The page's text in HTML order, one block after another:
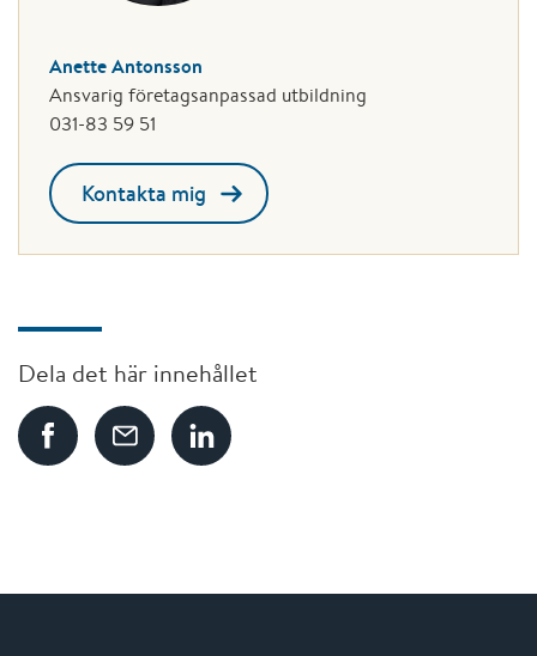
Anette Antonsson
Ansvarig företagsanpassad utbildning
031-83 59 51
Kontakta mig
Dela det här innehållet